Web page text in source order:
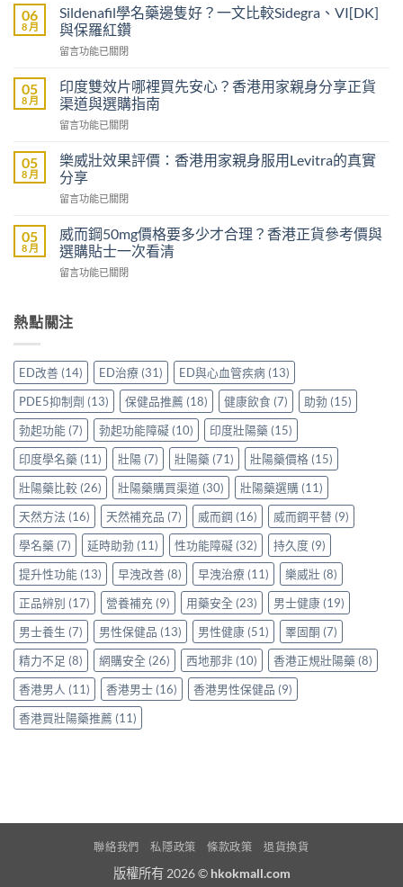
威
大
樂
威
評
價：
雙
效
勃
加
時
方，
香
港
真
實
用
心
得〉
中
06
8 月
Sildenafil學名藥邊隻好？一文比較Sidegra、VI[DK]
與保羅紅鑽
在
學
名
藥
邊
好？
一
文
比
Sidegra、
VI[DK]
保
鑽〉
留言功能已關閉
05
8 月
印度雙效片哪裡買先安心？香港用家親身分享正貨
渠道與選購指南
在
度
雙
效
片
裡
買
先
安
港
親
身
分
享
正
貨
渠
道
與
選
購
指
南〉
中
留言功能已關閉
05
8 月
樂威壯效果評價：香港用家親身服用Levitra的真實
分享
在
威
壯
效
果
香
家
親
身
服
用
Levitra
的
真
實
分
享〉
中
留言功能已關閉
05
8 月
威而鋼50mg價格要多少才合理？香港正貨參考價與
選購貼士一次看清
在
鋼
50mg
格
要
多
少
才
合
理？
香
港
正
貨
參
考
價
與
選
購
貼
士
一
次
看
清〉
中
留言功能已關閉
熱點關注
ED改善 (14) ED治療 (31) ED與心血管疾病 (13)
PDE5抑制劑 (13) 保健品推薦 (18) 健康飲食 (7) 助勃 (15)
勃起功能 (7) 勃起功能障礙 (10) 印度壯陽藥 (15)
印度學名藥 (11) 壯陽 (7) 壯陽藥 (71) 壯陽藥價格 (15)
壯陽藥比較 (26) 壯陽藥購買渠道 (30) 壯陽藥選購 (11)
天然方法 (16) 天然補充品 (7) 威而鋼 (16) 威而鋼平替 (9)
學名藥 (7) 延時助勃 (11) 性功能障礙 (32) 持久度 (9)
提升性功能 (13) 早洩改善 (8) 早洩治療 (11) 樂威壯 (8)
正品辨別 (17) 營養補充 (9) 用藥安全 (23) 男士健康 (19)
男士養生 (7) 男性保健品 (13) 男性健康 (51) 睪固酮 (7)
精力不足 (8) 網購安全 (26) 西地那非 (10) 香港正規壯陽藥 (8)
香港男人 (11) 香港男士 (16) 香港男性保健品 (9)
香港買壯陽藥推薦 (11)
聯絡我們 私隱政策 條款政策 退貨換貨
版權所有 2026 © hkokmall.com